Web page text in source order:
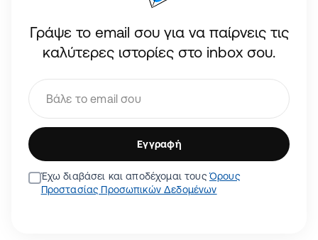
Γράψε το email σου για να παίρνεις τις
καλύτερες ιστορίες στο inbox σου.
Εγγραφή
Έχω διαβάσει και αποδέχομαι τουςΌρους
Προστασίας Προσωπικών Δεδομένων